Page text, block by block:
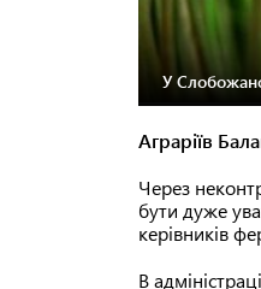
У
Аграріїв
Через
бути дуже
керівників
В